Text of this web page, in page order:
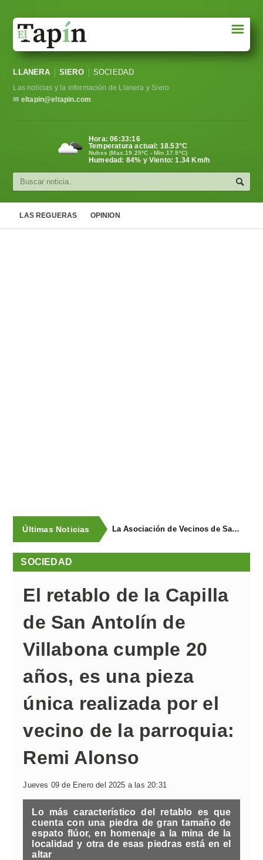
Sociedad
Política
Cultura
☰
LLANERA SIERO SOCIEDAD
Las noticias y la información de Llanera y Siero
✉ eltapin@eltapin.com
Hora:06:33:16
Temperatura actual: 18.53°C
Nubes (Max.19.25ºC - Min.17.9ºC)
Humedad: 84% y Viento: 1.34 Km/h
LAS REGUERAS OPINION
Últimas Noticias La Asociación de Vecinos de Santa Cruz descubrió los Covarones
SOCIEDAD
El retablo de la Capilla
de San Antolín de
Villabona cumple 20
años, es una pieza
única realizada por el
vecino de la parroquia:
Remi Alonso
Jueves 09 de Enero del 2025 a las 20:31
Lo más característico del retablo es que
cuenta con una piedra de gran tamaño de
espato flúor, en homenaje a la mina de la
localidad y otra de esas piedras está en el
altar